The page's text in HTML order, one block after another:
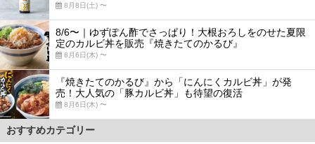
8月8日(土) 〜
8/6〜｜ゆずぽん酢でさっぱり！大根おろしをのせた夏限
定のカルビ丼を販売『焼きたてのかるび』
8月6日(木) 〜
『焼きたてのかるび』から「にんにくカルビ丼」が発
売！大人気の「豚カルビ丼」も待望の復活
8月6日(木) 〜
おすすめカテゴリー